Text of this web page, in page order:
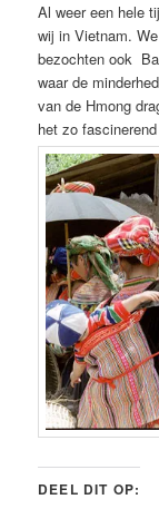
Al weer een hele
wij in Vietnam.
bezochten ook
waar de
van de Hmong
het zo
DEEL DIT OP: